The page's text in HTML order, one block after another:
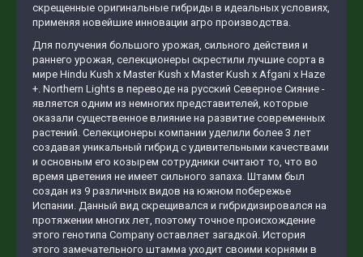
скрещенные оригинальные гибриды в идеальных условиях,
применяя новейшие инновации агро производства.
Для получения большого урожая, сильного действия и
раннего урожая, селекционеры скрестили лучшие сорта в
мире Hindu Kush x Master Kush x Master Kush x Afgani х Haze
+. Northern Lights в переводе на русский Северное Сияние -
является одним из немногих представителей, которые
оказали существенное влияние на развитие современных
растений. Селекционеры компании уделили более 3 лет
создавая уникальный гибрид с удивительными качествами
и основным его козырем сотрудники считают то, что во
время цветения не имеет сильного запаха. Штамм был
создан из 9 различных видов на южном побережье
Испании. Данный вид скрещивался и гибридизировался на
протяжении многих лет, поэтому точное происхождение
этого генотипа Company оставляет загадкой. История
этого замечательного штамма уходит своими корнями в